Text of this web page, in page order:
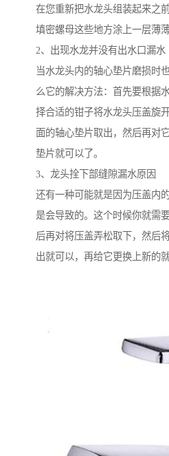
在您重新把水龙头组装起来之
填密螺母这些地方涂上一层薄
2、出现水龙并没有出水口漏水
当水龙头内的轴心垫片磨损时
么它的解决方法：首先要根据
择合适的钳子将水龙头压盖旋
面的轴心垫片取出，然后再对
垫片就可以了。
3、龙头拴下部缝隙漏水原因
还有一种可能就是因为压盖内
是会导致的。这个时候你就需
后再对将压盖弄松取下，然后
出就可以，再给它更换上新的就